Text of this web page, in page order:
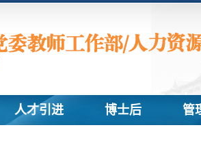
人才引进 博士后 管